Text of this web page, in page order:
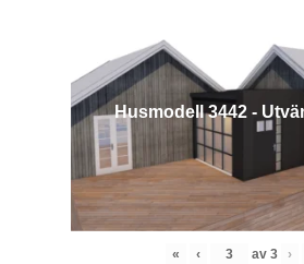
Husmodell 3442 -
« ‹ av 3 ›